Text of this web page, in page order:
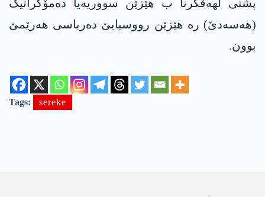
پشتی لهەڤکرنا ب هێزێن سووریەیا دەمۆکراتیک
(هه‌سه‌دێ) رە هێزێن رووسیایێ دەرباسی هەرێمێ
بوون.
Tags: sereke